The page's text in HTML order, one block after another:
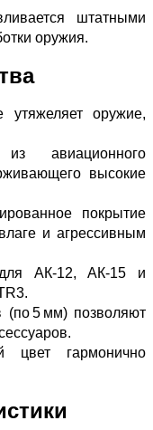
штатными
оружия.
оружие,
авиационного
высокие
покрытие
и агрессивным
АК‑12, АК‑15 и
(по 5 мм) позволяют
гармонично